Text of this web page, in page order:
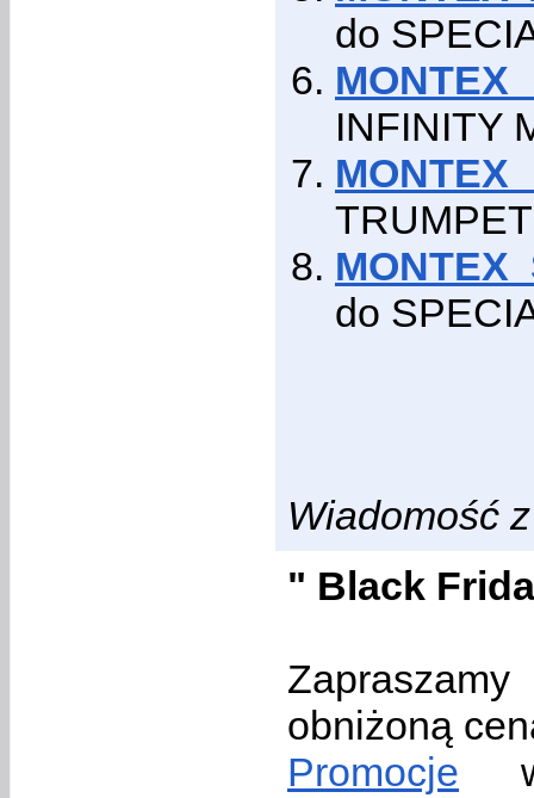
do
INFINITY
do
Wiadomość
" Black
obniżoną
Promocje w